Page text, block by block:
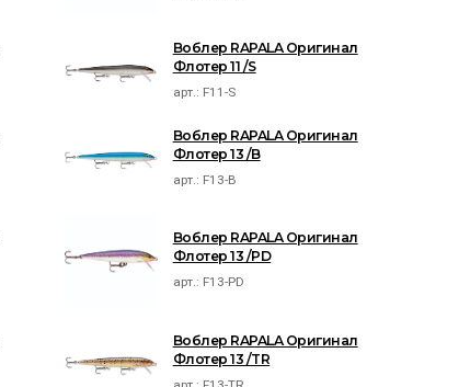
Воблер RAPALA Оригинал
Флотер 11 /S
арт.: F11-S
Воблер RAPALA Оригинал
Флотер 13 /B
арт.: F13-B
Воблер RAPALA Оригинал
Флотер 13 /PD
арт.: F13-PD
Воблер RAPALA Оригинал
Флотер 13 /TR